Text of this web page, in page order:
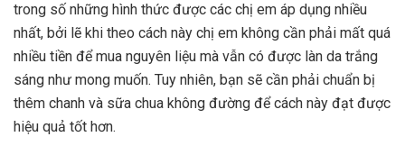
trong số những hình thức được các chị em áp dụng nhiều
nhất, bởi lẽ khi theo cách này chị em không cần phải mất quá
nhiều tiền để mua nguyên liệu mà vẫn có được làn da trắng
sáng như mong muốn. Tuy nhiên, bạn sẽ cần phải chuẩn bị
thêm chanh và sữa chua không đường để cách này đạt được
hiệu quả tốt hơn.